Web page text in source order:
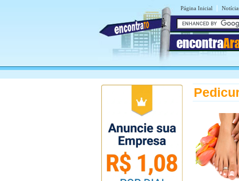
Página Inicial |
encontra